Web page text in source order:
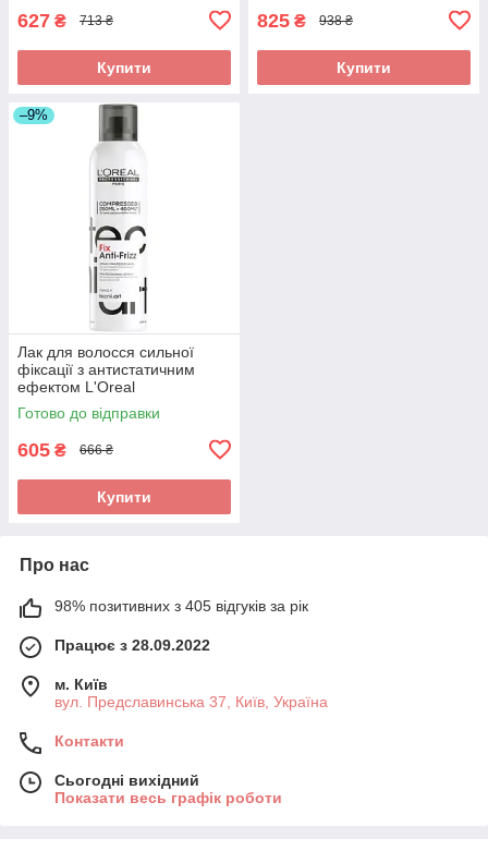
627 ₴ 713 ₴
Купити
825 ₴ 938 ₴
Купити
–9%
Лак для волосся сильної
фіксації з антистатичним
ефектом L'Oreal
Professionnel Tecni.Art Fix
Anti-Frizz
Готово до відправки
605 ₴ 666 ₴
Купити
Про нас
98% позитивних з 405 відгуків за рік
Працює з 28.09.2022
м. Київ
вул. Предславинська 37, Київ, Україна
Контакти
Сьогодні вихідний
Показати весь графік роботи